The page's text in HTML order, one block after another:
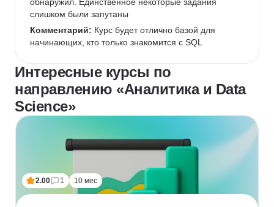
слишком были запутаны
Комментарий: Курс будет отлично базой для
начинающих, кто только знакомится с SQL
Интересные курсы по
направлению «Аналитика и Data
Science»
2.00 1 10 мес